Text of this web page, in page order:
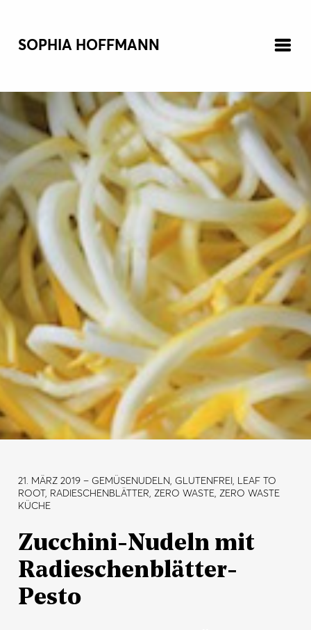
SOPHIA HOFFMANN
21. MÄRZ 2019– GEMÜSENUDELN, GLUTENFREI, LEAF TO
ROOT, RADIESCHENBLÄTTER, ZERO WASTE, ZERO WASTE
KÜCHE
Zucchini-Nudeln mit
Radieschenblätter-
Pesto